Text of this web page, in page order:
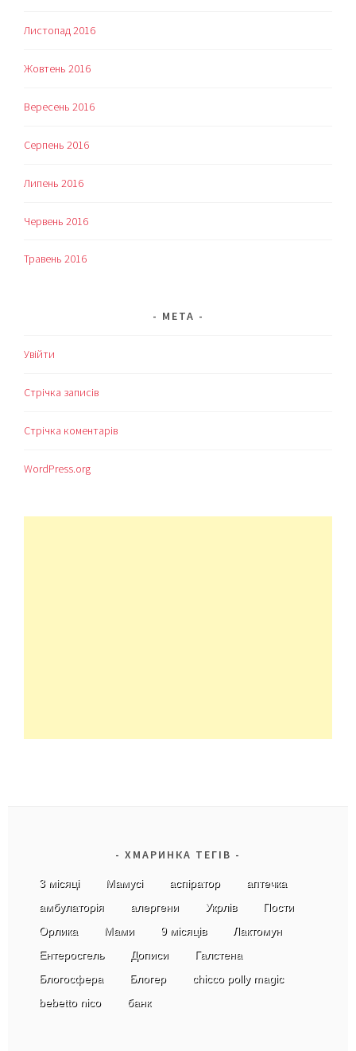
Листопад 2016
Жовтень 2016
Вересень 2016
Серпень 2016
Липень 2016
Червень 2016
Травень 2016
МЕТА
Увійти
Стрічка записів
Стрічка коментарів
WordPress.org
ХМАРИНКА ТЕГІВ
3 місяці Мамусі аспіратор
аптечка
амбулаторія
алергени Укрлів
Пости
Орлика
Мами 9 місяців
Лактомун
Ентеросгель
Дописи
Галстена
Блогосфера
Блогер
chicco polly magic
bebetto nico
банк